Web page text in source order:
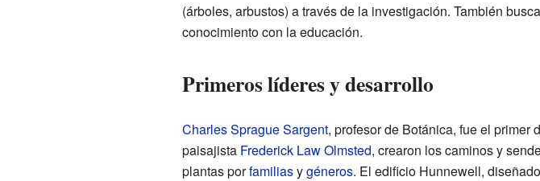
(árboles, arbustos) a través de la investigación. También
conocimiento con la educación.
Primeros líderes y desarrollo
Charles Sprague Sargent, profesor de Botánica, fue el primer
paisajista Frederick Law Olmsted, crearon los caminos y
plantas porfamiliasygéneros. El edificio Hunnewell,